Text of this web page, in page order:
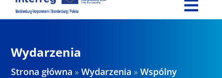
Projekty
Wydarzenia
Strona główna »Wydarzenia »Wspólny